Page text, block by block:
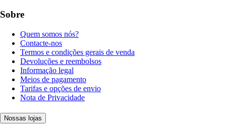
Sobre
Quem somos nós?
Contacte-nos
Termos e condições gerais de venda
Devoluções e reembolsos
Informação legal
Meios de pagamento
Tarifas e opções de envio
Nota de Privacidade
Nossas lojas